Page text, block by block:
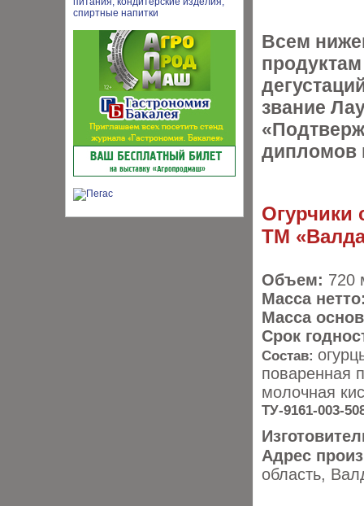
Всем
звание
дипломов
Огурчики
ТМ
Объем: 720
Масса
Масса
Срок
Состав:
поваренная
молочная
ТУ-9161-003-
Адрес
область,